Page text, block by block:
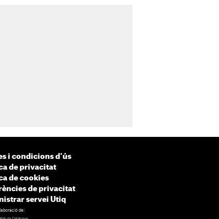
i condicions d'ús
de privacitat
de cookies
de privacitat
servei Utiq
de: